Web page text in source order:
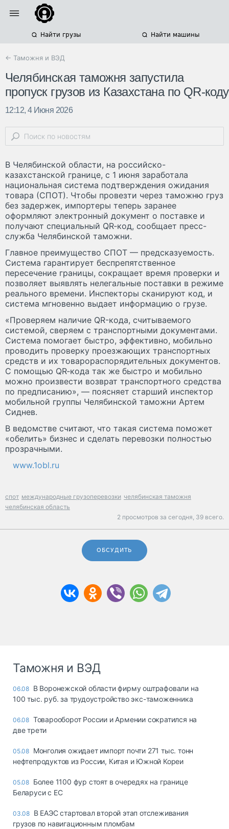
Найти грузы Найти машины
← Таможня и ВЭД
Челябинская таможня запустила
пропуск грузов из Казахстана по QR‑коду
12:12, 4 Июня 2026
В Челябинской области, на российско-
казахстанской границе, с 1 июня заработала
национальная система подтверждения ожидания
товара (СПОТ). Чтобы провезти через таможню груз
без задержек, импортеры теперь заранее
оформляют электронный документ о поставке и
получают специальный QR‑код, сообщает пресс-
служба Челябинской таможни.
Главное преимущество СПОТ — предсказуемость.
Система гарантирует беспрепятственное
пересечение границы, сокращает время проверки и
позволяет выявлять нелегальные поставки в режиме
реального времени. Инспекторы сканируют код, и
система мгновенно выдает информацию о грузе.
«Проверяем наличие QR-кода, считываемого
системой, сверяем с транспортными документами.
Система помогает быстро, эффективно, мобильно
проводить проверку проезжающих транспортных
средств и их товарораспорядительных документов.
С помощью QR‑кода так же быстро и мобильно
можно произвести возврат транспортного средства
по предписанию», — поясняет старший инспектор
мобильной группы Челябинской таможни Артем
Сиднев.
В ведомстве считают, что такая система поможет
«обелить» бизнес и сделать перевозки полностью
прозрачными.
www.1obl.ru
спот международные грузоперевозки челябинская таможня
челябинская область
2 просмотров за сегодня, 39 всего.
ОБСУДИТЬ
Таможня и ВЭД
06.08 В Воронежской области фирму оштрафовали на
100 тыс. руб. за трудоустройство экс-таможенника
06.08 Товарооборот России и Армении сократился на
две трети
05.08 Монголия ожидает импорт почти 271 тыс. тонн
нефтепродуктов из России, Китая и Южной Кореи
05.08 Более 1100 фур стоят в очередях на границе
Беларуси с ЕС
03.08 В ЕАЭС стартовал второй этап отслеживания
грузов по навигационным пломбам